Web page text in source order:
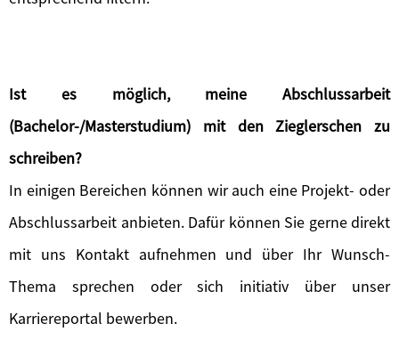
Ist es möglich, meine Abschlussarbeit
(Bachelor-/Masterstudium) mit den Zieglerschen zu
schreiben?
In einigen Bereichen können wir auch eine Projekt- oder
Abschlussarbeit anbieten. Dafür können Sie gerne direkt
mit uns Kontakt aufnehmen und über Ihr Wunsch-
Thema sprechen oder sich initiativ über unser
Karriereportal bewerben.